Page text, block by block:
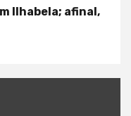
Ilhabela; afinal,